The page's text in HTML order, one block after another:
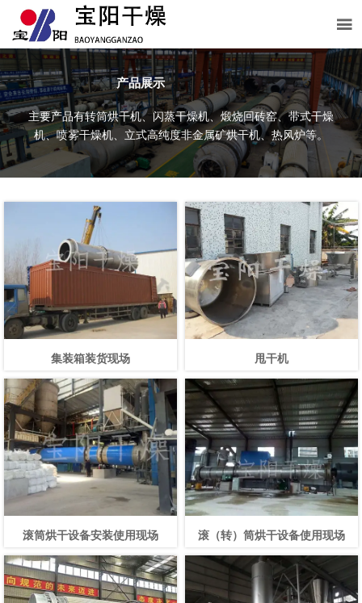

产品展示
主要产品有转筒烘干机、闪蒸干燥机、煅烧回砖窑、带式干燥
机、喷雾干燥机、立式高纯度非金属矿烘干机、热风炉等。
集装箱装货现场 甩干机
滚筒烘干设备安装使用现场 滚（转）筒烘干设备使用现场